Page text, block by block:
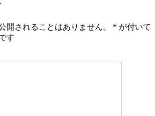
開されることはありません。 * が付いて
す